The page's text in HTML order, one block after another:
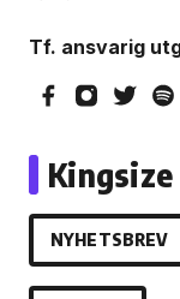
Tf. ansvarig
Kingsize
NYHETSBREV